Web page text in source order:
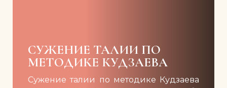
СУЖЕНИЕ ТАЛИИ ПО
МЕТОДИКЕ КУДЗАЕВА
Сужение талии по методике Кудзаева